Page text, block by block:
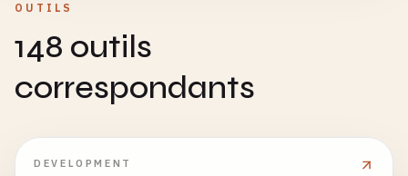
OUTILS
148 outils
correspondants
DEVELOPMENT